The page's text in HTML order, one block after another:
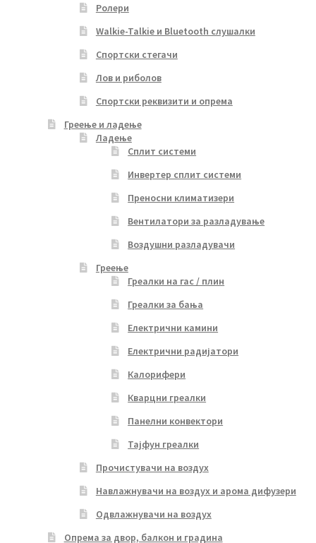
Ролери
Walkie-Talkie и Bluetooth слушалки
Спортски стегачи
Лов и риболов
Спортски реквизити и опрема
Греење и ладење
Ладење
Сплит системи
Инвертер сплит системи
Преносни климатизери
Вентилатори за разладување
Воздушни разладувачи
Греење
Греалки на гас / плин
Греалки за бања
Електрични камини
Електрични радијатори
Калорифери
Кварцни греалки
Панелни конвектори
Тајфун греалки
Прочистувачи на воздух
Навлажнувачи на воздух и арома дифузери
Одвлажнувачи на воздух
Опрема за двор, балкон и градина